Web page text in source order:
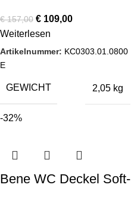
€157,00 € 109,00
Weiterlesen
Artikelnummer: KC0303.01.0800
E
GEWICHT 2,05 kg
-32%
Bene WC Deckel Soft-